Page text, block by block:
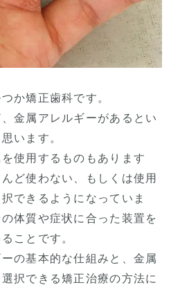
か矯正歯科です。
金属アレルギーがあるとい
います。
使用するものもあります
ど使わない、もしくは使用
できるようになっていま
体質や症状に合った装置を
ことです。
の基本的な仕組みと、金属
択できる矯正治療の方法に